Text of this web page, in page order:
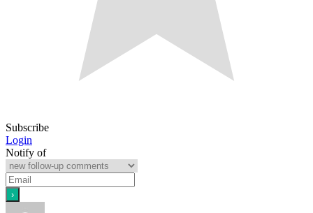
Subscribe
Login
Notify of